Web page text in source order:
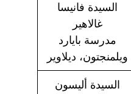
السيدة فانيسا
غالاهير
مدرسة بايارد
ويلمنجتون، ديلاوير
السيدة أليسون